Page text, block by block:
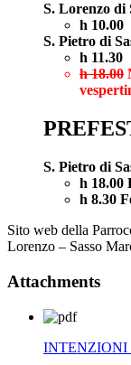
S. Lorenzo di
h 10.00
S. Pietro di
h 11.30
h 18.00
S. Pietro di
h 18.00
h 8.30
Sito web della
Lorenzo – Sasso
Attachments
INTENZIONI